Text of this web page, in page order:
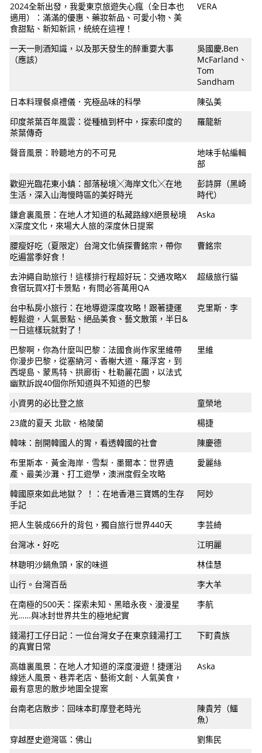
2024全新出發，我愛東京旅遊失心瘋（全日本也
適用）：滿滿的優惠、藥妝新品、可愛小物、美
食甜點、新知新訊，統統在這裡！
VERA
一天一則酒知識，以及那天發生的醉重要大事
（應該）
吳國慶,Ben
McFarland、
Tom
Sandham
日本料理餐桌禮儀．究極品味的科學
陳弘美
印度茶葉百年風雲：從種植到杯中，探索印度的
茶葉傳奇
羅龍新
聲音風景：聆聽地方的不可見
地味手帖編輯
部
歡迎光臨花東小鎮：部落秘境╳海岸文化╳在地
生活，深入山海慢時區的美好時光
彭詩屏（黑崎
時代）
鎌倉裏風景：在地人才知道的私藏路線X絕景秘境
X深度文化，來場大人旅的深度休日提案
Aska
腰瘦好吃（夏限定）台灣文化偵探曹銘宗，帶你
吃遍當季好食！
曹銘宗
去沖繩自助旅行！這樣排行程超好玩：交通攻略X
食宿玩買X打卡景點，有問必答萬用QA
超級旅行貓
台中私房小旅行：在地導遊深度攻略！跟著捷運
輕鬆遊，人氣景點、絕品美食、藝文散策，半日&
一日這樣玩就對了！
克里斯．李
巴黎啊，你為什麼叫巴黎：法國食尚作家里維帶
你漫步巴黎，從塞納河、香榭大道、羅浮宮，到
西堤島、蒙馬特、拱廊街、杜勒麗花園，以法式
幽默訴說40個你所知道與不知道的巴黎
里維
小資男的必比登之旅
童榮地
23歲的夏天 北歐．格陵蘭
楊捷
韓味：剖開韓國人的胃，看透韓國的社會
陳慶德
布里斯本．黃金海岸．雪梨．墨爾本：世界遺
產、最美沙灘、打工遊學，澳洲度假全攻略
愛麗絲
韓國原來如此地獄？ ！：在地香港三寶媽的生存
手記
阿妙
把人生裝成66升的背包，獨自旅行世界440天
李芸綺
台灣冰・好吃
江明麗
林聰明沙鍋魚頭，家的味道
林佳慧
山行。台灣百岳
李大羊
在南極的500天：探索未知、黑暗永夜、漫漫星
光……與冰封世界共生的極地紀實
李航
錢湯打工仔日記：一位台灣女子在東京錢湯打工
的真實日常
下町貴族
高雄裏風景：在地人才知道的深度漫遊！捷運沿
線迷人風景、巷弄老店、藝術文創、人氣美食，
最有意思的散步地圖全提案
Aska
台南老店散步：回味本町摩登老時光
陳貴芳（鱷
魚）
穿越歷史遊灣區：佛山
劉集民